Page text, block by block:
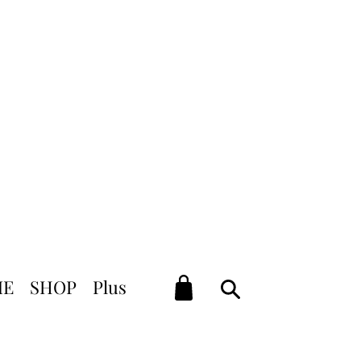
SHOP Plus